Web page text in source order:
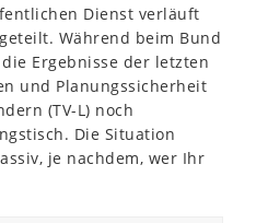
Dienst verläuft
Während beim Bund
Ergebnisse der letzten
und Planungssicherheit
(TV-L) noch
Die Situation
je nachdem, wer Ihr